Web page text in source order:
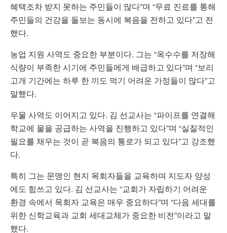
혜택조차 받지 못하는 주민들이 많다”며 “무료 진료를 통해
주민들의 건강을 돌보는 동시에 복음을 전하고 있다”고 전
했다.
농업 지원 사역도 중요한 부분이다. 그는 “옥수수를 저장해
식량이 부족한 시기에 주민들에게 배급하고 있다”며 “보리
고개 기간에는 하루 한 끼도 먹기 어려운 가정들이 많다”고
말했다.
우물 사역도 이어지고 있다. 김 선교사는 “파이프를 연결해
학교에 물을 공급하는 사역을 진행하고 있다”며 “실질적인
필요를 채우는 것이 곧 복음의 통로가 되고 있다”고 강조했
다.
특히 그는 문맹인 현지 목회자들을 교육하며 지도자 양성
에도 힘쓰고 있다. 김 선교사는 “교회가 자립하기 어려운
환경 속에서 목회자 교육은 매우 중요하다”며 “다음 세대를
위한 신학교육과 교회 세대교체가 중요한 비전”이라고 말
했다.